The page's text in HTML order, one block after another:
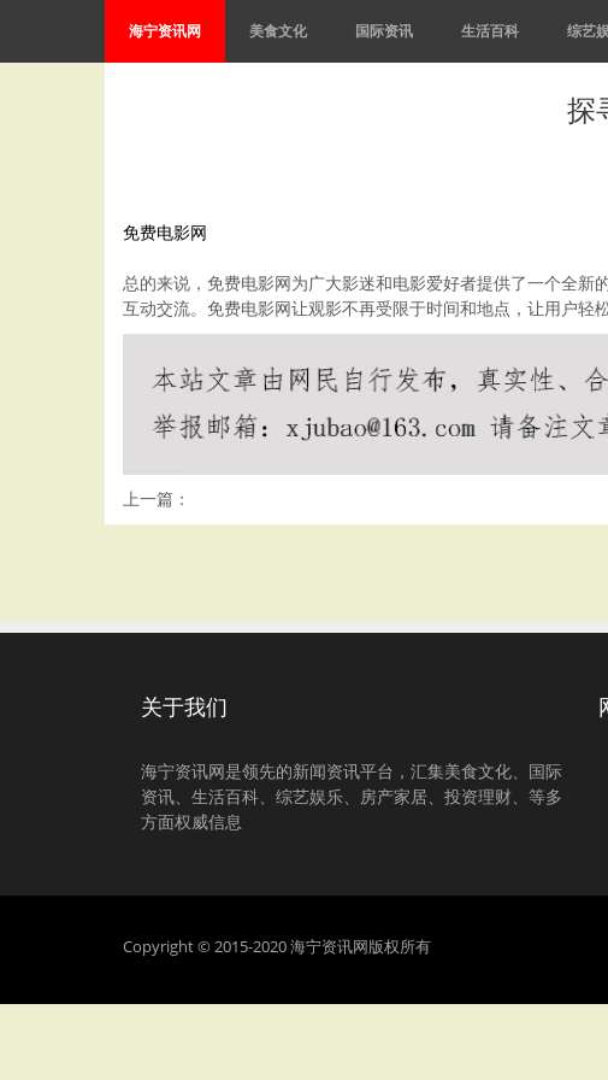
海宁资讯网 美食文化 国际资讯 生活百科 综艺
探
免费电影网
总的来说，免费电影网为广大影迷和电影爱好者提供了一个全
互动交流。免费电影网让观影不再受限于时间和地点，让用户轻
上一篇：
关于我们
海宁资讯网是领先的新闻资讯平台，汇集美食文化、国际
资讯、生活百科、综艺娱乐、房产家居、投资理财、等多
方面权威信息
Copyright © 2015-2020 海宁资讯网版权所有